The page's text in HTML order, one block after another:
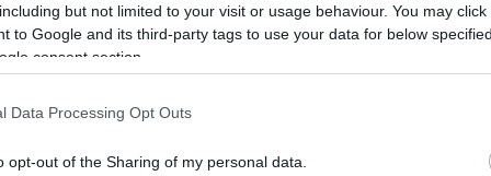
but not limited to your visit or usage behaviour. You may
to Google and its third-party tags to use your data for below
consent section.
Data Processing Opt Outs
opt-out of the Sharing of my personal data.